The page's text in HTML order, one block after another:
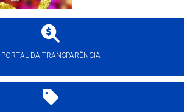
PORTAL DA TRANSPARÊNCIA